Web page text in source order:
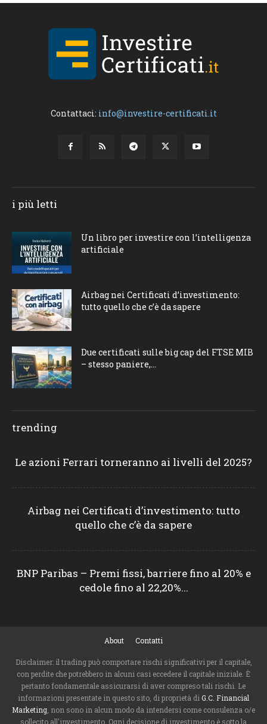
Contattaci: info@investire-certificati.it
i più letti
Un libro per investire con l’intelligenza
artificiale
Airbag nei Certificati d’investimento:
tutto quello che c’è da sapere
Due certificati sulle big cap del FTSE MIB
– stesso paniere,...
trending
Le azioni Ferrari torneranno ai livelli del 2025?
Airbag nei Certificati d’investimento: tutto
quello che c’è da sapere
BNP Paribas – Premi fissi, barriere fino al 20% e
cedole fino al 22,20%...
About Contatti
Disclaimer: il trading può comportare rischi significativi per il capitale,
con perdite che potrebbero in alcuni casi eccedere il capitale iniziale. È
pertanto fondamentale assicurarsi di aver compreso tali rischi. Le
informazioni presentate in questo sito, di proprietà di G.C. Financial
Marketing , non sono in alcun modo da intendersi come consulenza o/e
sollecito all'investimento. Ogni decisione di investimento è sotto la